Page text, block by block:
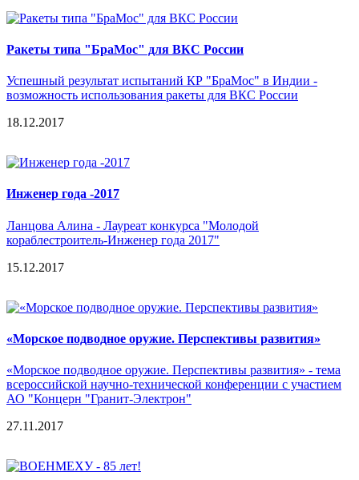
Ракеты типа "БраМос" для ВКС России
Успешный результат испытаний КР "БраМос" в Индии -
возможность использования ракеты для ВКС России
18.12.2017
Инженер года -2017
Ланцова Алина - Лауреат конкурса "Молодой
кораблестроитель-Инженер года 2017"
15.12.2017
«Морское подводное оружие. Перспективы развития»
«Морское подводное оружие. Перспективы развития» - тема
всероссийской научно-технической конференции c участием
АО "Концерн "Гранит-Электрон"
27.11.2017